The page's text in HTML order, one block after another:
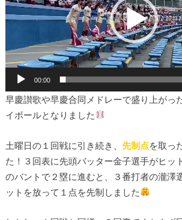
ー
ヤ
00:00
早慶讃歌や早慶合同メドレーで盛り上がっ
イボールとなりました
土曜日の１回戦に引き続き、 先制点を取っ
た！３回表に先頭バッター金子選手がヒッ
のバントで２塁に進むと、３番打者の瀧澤
ットを放って１点を先制しました